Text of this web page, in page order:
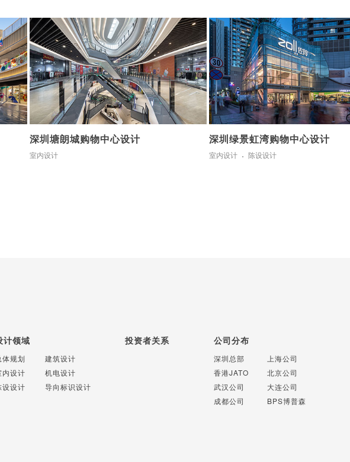
深圳塘朗城购物中心设计
室内设计
深圳绿景虹湾购物中心设计
室内设计 陈设设计
计领域
体规划
建筑设计
内设计
机电设计
设设计
导向标识设计
投资者关系 公司分布
深圳总部
上海公司
香港JATO
北京公司
武汉公司
大连公司
成都公司
BPS博普森